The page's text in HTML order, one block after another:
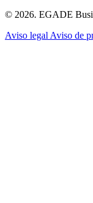
© 2026. EGADE
Aviso legal Aviso de